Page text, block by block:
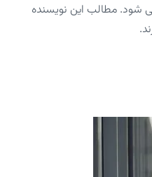
شود. مطالب این نویسنده